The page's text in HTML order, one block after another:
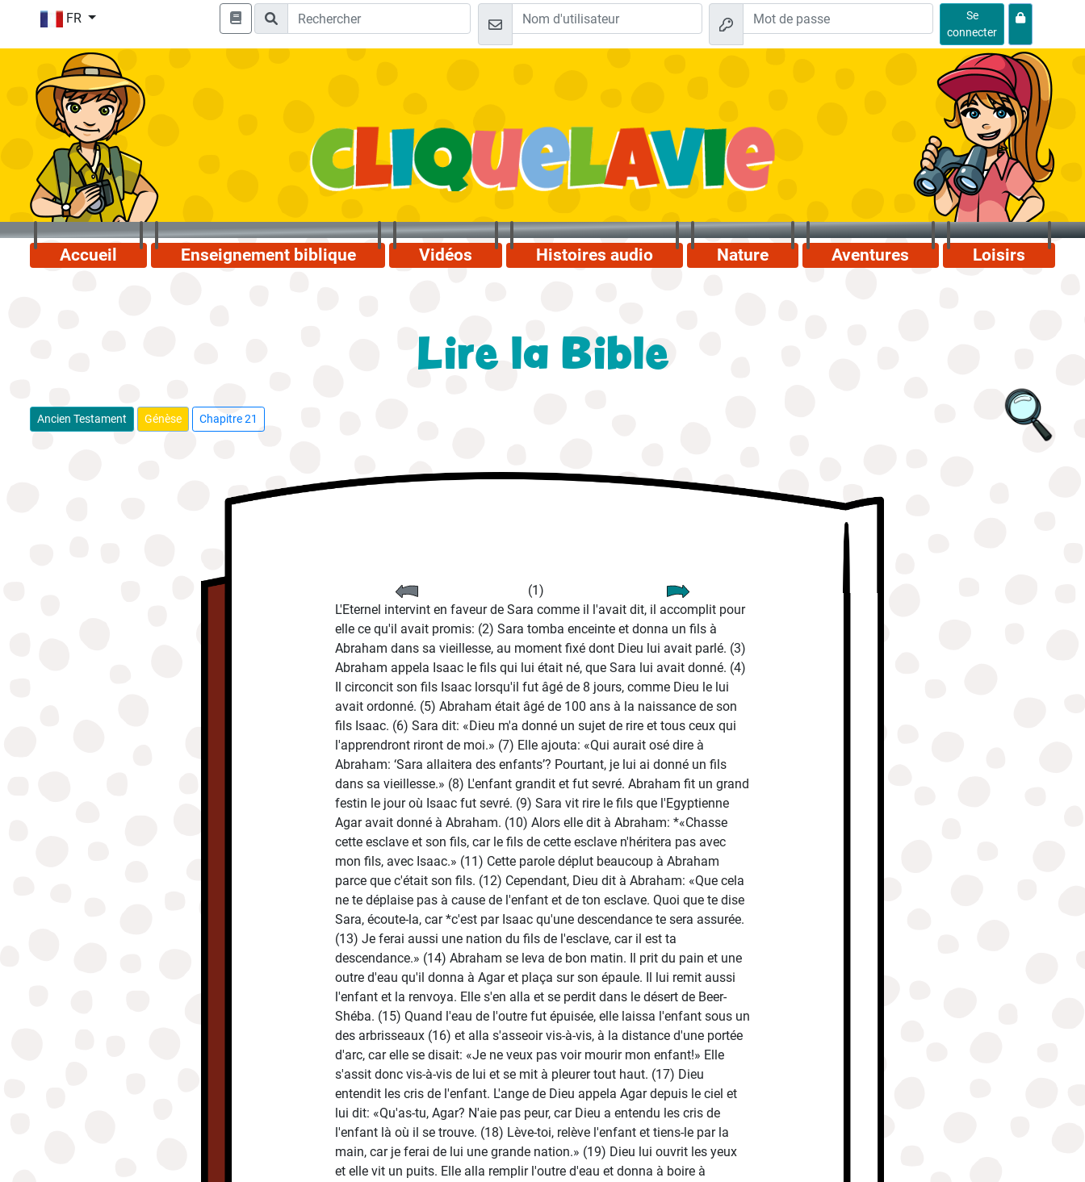
FR
Se
connecter
Accueil Enseignement biblique Vidéos Histoires audio Nature Aventures Loisirs
Lire la Bible
Ancien Testament Génèse Chapitre 21
(1)
L'Eternel intervint en faveur de Sara comme il l'avait dit, il accomplit pour
elle ce qu'il avait promis: (2) Sara tomba enceinte et donna un fils à
Abraham dans sa vieillesse, au moment fixé dont Dieu lui avait parlé. (3)
Abraham appela Isaac le fils qui lui était né, que Sara lui avait donné. (4)
Il circoncit son fils Isaac lorsqu'il fut âgé de 8 jours, comme Dieu le lui
avait ordonné. (5) Abraham était âgé de 100 ans à la naissance de son
fils Isaac. (6) Sara dit: «Dieu m'a donné un sujet de rire et tous ceux qui
l'apprendront riront de moi.» (7) Elle ajouta: «Qui aurait osé dire à
Abraham: ‘Sara allaitera des enfants’? Pourtant, je lui ai donné un fils
dans sa vieillesse.» (8) L'enfant grandit et fut sevré. Abraham fit un grand
festin le jour où Isaac fut sevré. (9) Sara vit rire le fils que l'Egyptienne
Agar avait donné à Abraham. (10) Alors elle dit à Abraham: *«Chasse
cette esclave et son fils, car le fils de cette esclave n'héritera pas avec
mon fils, avec Isaac.» (11) Cette parole déplut beaucoup à Abraham
parce que c'était son fils. (12) Cependant, Dieu dit à Abraham: «Que cela
ne te déplaise pas à cause de l'enfant et de ton esclave. Quoi que te dise
Sara, écoute-la, car *c'est par Isaac qu'une descendance te sera assurée.
(13) Je ferai aussi une nation du fils de l'esclave, car il est ta
descendance.» (14) Abraham se leva de bon matin. Il prit du pain et une
outre d'eau qu'il donna à Agar et plaça sur son épaule. Il lui remit aussi
l'enfant et la renvoya. Elle s'en alla et se perdit dans le désert de Beer-
Shéba. (15) Quand l'eau de l'outre fut épuisée, elle laissa l'enfant sous un
des arbrisseaux (16) et alla s'asseoir vis-à-vis, à la distance d'une portée
d'arc, car elle se disait: «Je ne veux pas voir mourir mon enfant!» Elle
s'assit donc vis-à-vis de lui et se mit à pleurer tout haut. (17) Dieu
entendit les cris de l'enfant. L'ange de Dieu appela Agar depuis le ciel et
lui dit: «Qu'as-tu, Agar? N'aie pas peur, car Dieu a entendu les cris de
l'enfant là où il se trouve. (18) Lève-toi, relève l'enfant et tiens-le par la
main, car je ferai de lui une grande nation.» (19) Dieu lui ouvrit les yeux
et elle vit un puits. Elle alla remplir l'outre d'eau et donna à boire à